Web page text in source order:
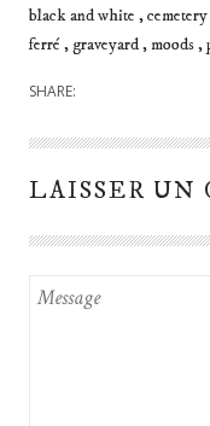
black and white
cemetery
ferré
graveyard moods
SHARE:
LAISSER UN